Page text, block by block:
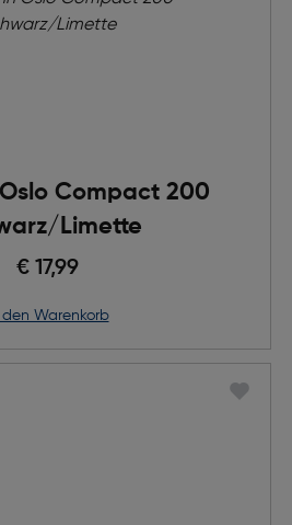
Compact 200
Limette
€ 17,99
den Warenkorb